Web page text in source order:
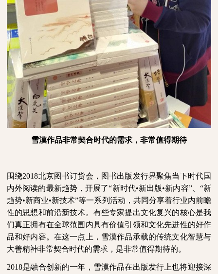
雪漠作品非常契合时代的需求，非常值得期待
围绕2018北京图书订货会，图书出版发行界聚焦当下时代国
内外阅读的最新趋势，开展了“新时代•新出版•新内容”、“新
趋势•新商业•新技术”等一系列活动，共同分享着行业内前瞻
性的思想和前沿新技术。有些专家提出文化复兴的核心是我
们真正拥有在全球范围内具有价值引领和文化先进性的好作
品和好内容。在这一点上， 雪漠作品承载的传统文化智慧与
大善精神非常契合时代的需求， 是非常值得期待的。
2018是融合创新的一年，雪漠作品在出版发行上也将迎接深